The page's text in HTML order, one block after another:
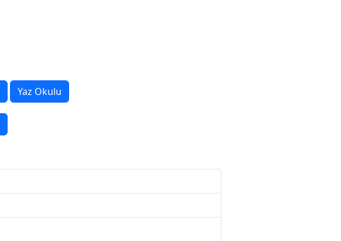
Yaz Okulu